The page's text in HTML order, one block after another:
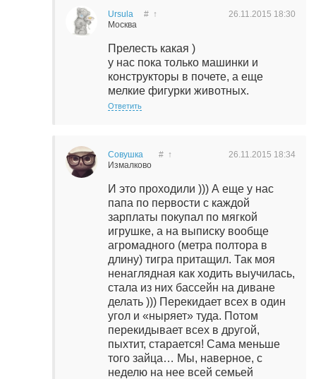
Ursula
Москва
26.11.2015 18:30
# ↑
Прелесть какая )
у нас пока только машинки и
конструкторы в почете, а еще
мелкие фигурки животных.
Ответить
Совушка
Измалково
26.11.2015 18:34
# ↑
И это проходили ))) А еще у нас
папа по первости с каждой
зарплаты покупал по мягкой
игрушке, а на выписку вообще
агромадного (метра полтора в
длину) тигра притащил. Так моя
ненаглядная как ходить выучилась,
стала из них бассейн на диване
делать ))) Перекидает всех в один
угол и «ныряет» туда. Потом
перекидывает всех в другой,
пыхтит, старается! Сама меньше
того зайца… Мы, наверное, с
неделю на нее всей семьей